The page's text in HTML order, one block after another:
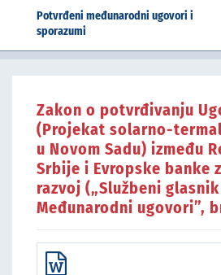
Potvrđeni međunarodni ugovori i
sporazumi
Zakon o potvrđivanju
(Projekat solarno-
u Novom Sadu) između
Srbije i Evropske banke
razvoj („Službeni glasnik
Međunarodni ugovori”,